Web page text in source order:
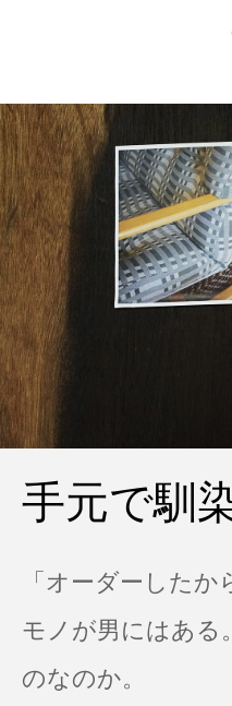
手元で馴
「オーダーした
モノが男にはある
のなのか。